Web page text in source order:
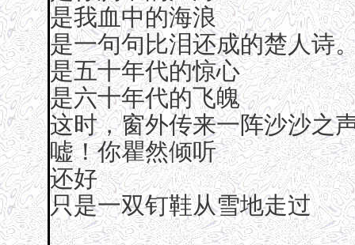
是我血中的海浪
是一句句比泪还成的楚人诗
是五十年代的惊心
是六十年代的飞魄
这时，窗外传来一阵沙沙之
嘘！你瞿然倾听
还好
只是一双钉鞋从雪地走过